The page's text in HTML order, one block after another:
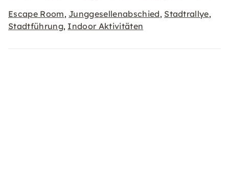
Escape Room, Junggesellenabschied, Stadtrallye,
Stadtführung, Indoor Aktivitäten